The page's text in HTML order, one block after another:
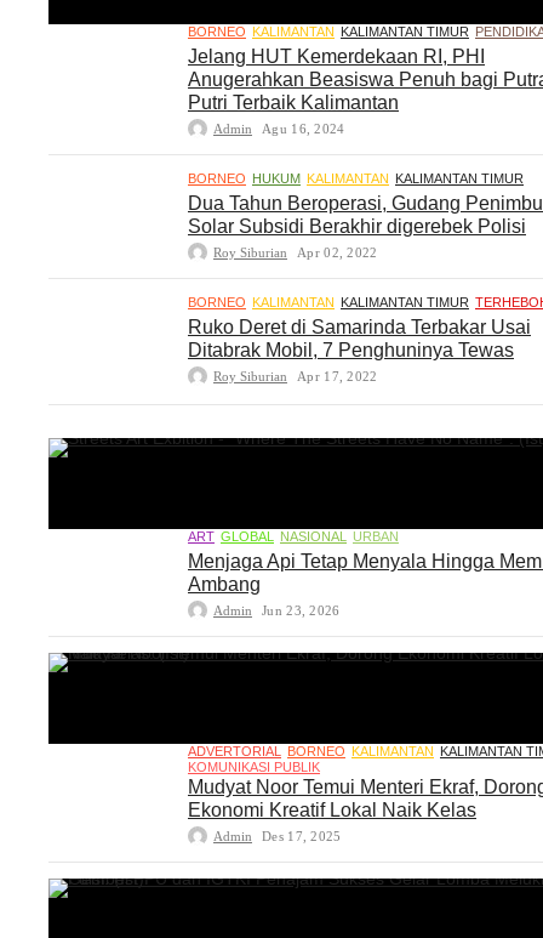
BORNEO KALIMANTAN KALIMANTAN TIMUR
Jelang HUT Kemerdekaan RI, PHI
Anugerahkan Beasiswa Penuh bagi
Putri Terbaik Kalimantan
Admin Agu 16, 2024
BORNEO HUKUM KALIMANTAN KALIMANTAN TIMUR
Dua Tahun Beroperasi, Gudang
Solar Subsidi Berakhir digerebek Polisi
Roy Siburian Apr 02, 2022
BORNEO KALIMANTAN KALIMANTAN TIMUR
Ruko Deret di Samarinda Terbakar Usai
Ditabrak Mobil, 7 Penghuninya Tewas
Roy Siburian Apr 17, 2022
ART GLOBAL NASIONAL URBAN
Menjaga Api Tetap Menyala Hingga
Ambang
Admin Jun 23, 2026
ADVERTORIAL BORNEO KALIMANTAN
KALIMANTAN
KOMUNIKASI PUBLIK
Mudyat Noor Temui Menteri Ekraf,
Ekonomi Kreatif Lokal Naik Kelas
Admin Des 17, 2025